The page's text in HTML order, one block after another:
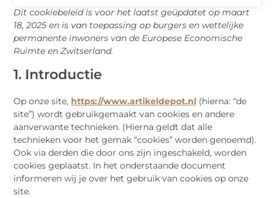
Dit cookiebeleid is voor het laatst geüpdatet op maart
18, 2025 en is van toepassing op burgers en wettelijke
permanente inwoners van de Europese Economische
Ruimte en Zwitserland.
1. Introductie
Op onze site, https://www.artikeldepot.nl (hierna: “de
site”) wordt gebruikgemaakt van cookies en andere
aanverwante technieken. (Hierna geldt dat alle
technieken voor het gemak “cookies” worden genoemd).
Ook via derden die door ons zijn ingeschakeld, worden
cookies geplaatst. In het onderstaande document
informeren wij je over het gebruik van cookies op onze
site.